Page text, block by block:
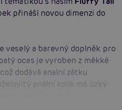
přináší novou dimenzi do
veselý a barevný doplněk pro
ocas je vyroben z měkké
dodává analní zátku
anální kolík má úzký
konstrukci je